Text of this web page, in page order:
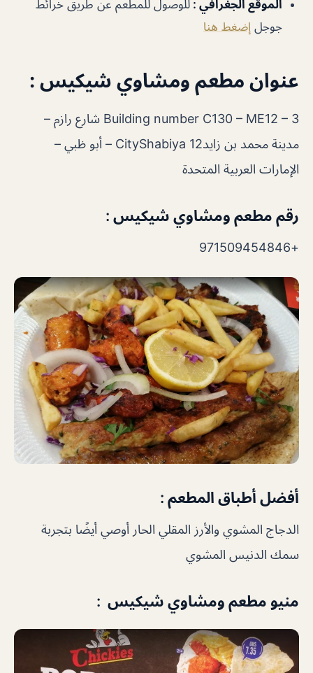
الموقع الجغرافي : للوصول للمطعم عن طريق خرائط
جوجل إضغط هنا
عنوان مطعم ومشاوي شيكيس :
Building number C130 – ME12 – 3 شارع رازم –
مدينة محمد بن زايدCityShabiya 12 – أبو ظبي –
الإمارات العربية المتحدة
رقم مطعم ومشاوي شيكيس :
+971509454846
أفضل أطباق المطعم :
الدجاج المشوي والأرز المقلي الحار أوصي أيضًا بتجربة
سمك الدنيس المشوي
منيو مطعم ومشاوي شيكيس :